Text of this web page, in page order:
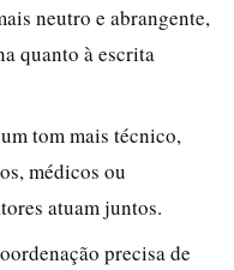
neutro e abrangente,
quanto à escrita
tom mais técnico,
médicos ou
atuam juntos.
precisa de